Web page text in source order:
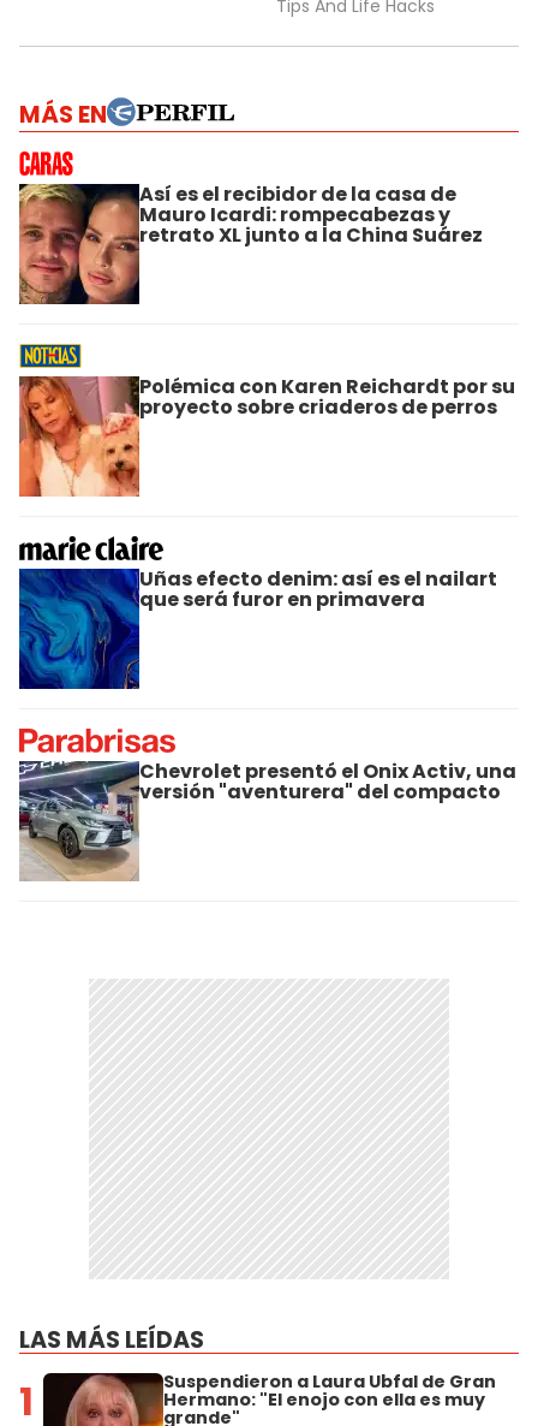
MÁS EN
Así es el recibidor de la casa de
Mauro Icardi: rompecabezas y
retrato XL junto a la China Suárez
Polémica con Karen Reichardt por su
proyecto sobre criaderos de perros
Uñas efecto denim: así es el nailart
que será furor en primavera
Chevrolet presentó el Onix Activ, una
versión "aventurera" del compacto
LAS MÁS LEÍDAS
1 Suspendieron a Laura Ubfal de Gran
Hermano: "El enojo con ella es muy
grande"